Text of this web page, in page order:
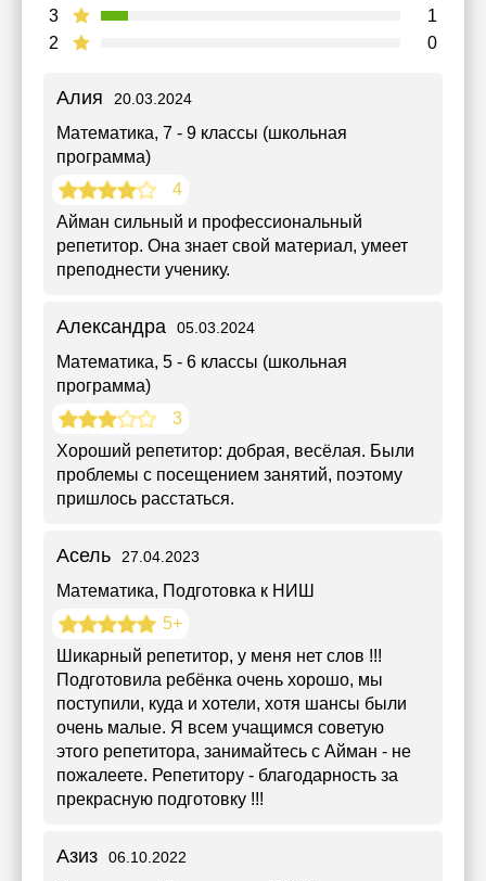
2 0
3 1
Алия 20.03.2024
Математика, 7 - 9 классы (школьная
программа)
4
Айман сильный и профессиональный
репетитор. Она знает свой материал, умеет
преподнести ученику.
Александра 05.03.2024
Математика, 5 - 6 классы (школьная
программа)
3
Хороший репетитор: добрая, весёлая. Были
проблемы с посещением занятий, поэтому
пришлось расстаться.
Асель 27.04.2023
Математика, Подготовка к НИШ
5+
Шикарный репетитор, у меня нет слов !!!
Подготовила ребёнка очень хорошо, мы
поступили, куда и хотели, хотя шансы были
очень малые. Я всем учащимся советую
этого репетитора, занимайтесь с Айман - не
пожалеете. Репетитору - благодарность за
прекрасную подготовку !!!
Азиз 06.10.2022